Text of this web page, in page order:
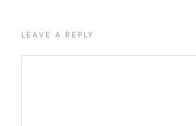
LEAVE A REPLY